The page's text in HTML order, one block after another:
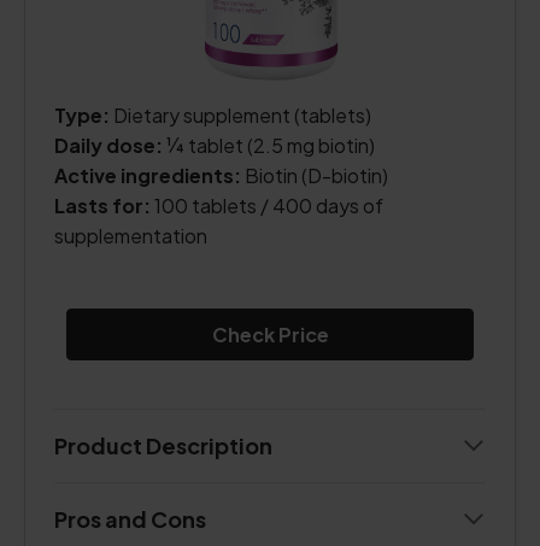
Type: Dietary supplement (tablets)
Daily dose: ¼ tablet (2.5 mg biotin)
Active ingredients: Biotin (D-biotin)
Lasts for: 100 tablets / 400 days of
supplementation
Check Price
Product Description
Pros and Cons